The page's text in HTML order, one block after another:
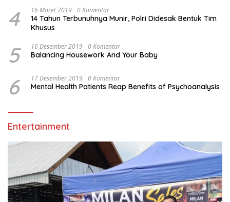
4 16 Maret 2019 0 Komentar
14 Tahun Terbunuhnya Munir, Polri Didesak Bentuk Tim
Khusus
5 16 Desember 2019 0 Komentar
Balancing Housework And Your Baby
6 17 Desember 2019 0 Komentar
Mental Health Patients Reap Benefits of Psychoanalysis
Entertainment